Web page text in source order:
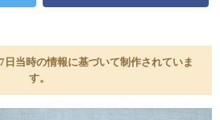
日当時の情報に基づいて制作されていま
す。